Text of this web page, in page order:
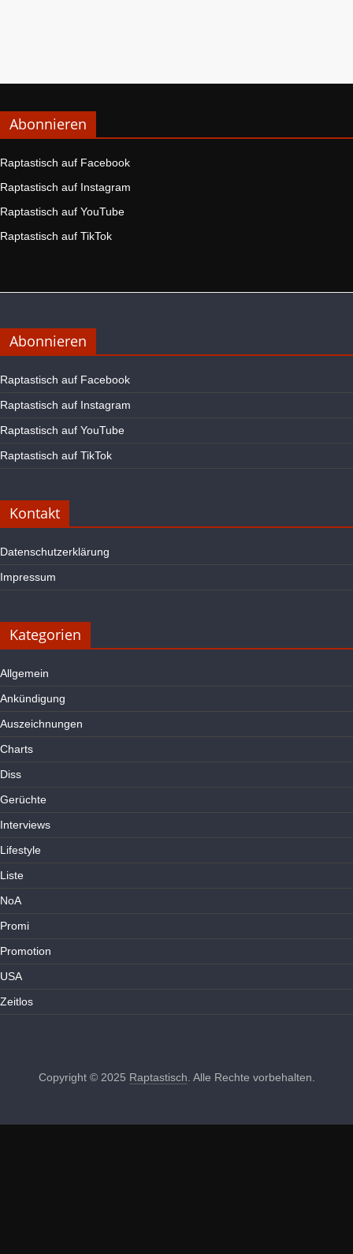
Abonnieren
Raptastisch auf Facebook
Raptastisch auf Instagram
Raptastisch auf YouTube
Raptastisch auf TikTok
Abonnieren
Raptastisch auf Facebook
Raptastisch auf Instagram
Raptastisch auf YouTube
Raptastisch auf TikTok
Kontakt
Datenschutzerklärung
Impressum
Kategorien
Allgemein
Ankündigung
Auszeichnungen
Charts
Diss
Gerüchte
Interviews
Lifestyle
Liste
NoA
Promi
Promotion
USA
Zeitlos
Copyright © 2025 Raptastisch . Alle Rechte vorbehalten.